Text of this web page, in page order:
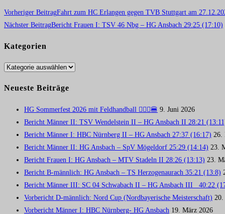
Weitere
Artikel
ansehen
Vorheriger BeitragFahrt zum HC Erlangen gegen TVB Stuttgart am
Nächster BeitragBericht Frauen I: TSV 46 Nbg – HG Ansbach 29:25 (17:10)
Kategorien
Kategorien
Neueste Beiträge
HG Sommerfest 2026 mit Feldhandball 🤾🏼‍♂️🍔 9. Juni 2026
Bericht Männer II: TSV Wendelstein II – HG Ansbach II 28:21
Bericht Männer I: HBC Nürnberg II – HG Ansbach 27:37 (16:17) 26.
Bericht Männer II: HG Ansbach – SpV Mögeldorf 25:29 (14:14) 23.
Bericht Frauen I: HG Ansbach – MTV Stadeln II 28:26 (13:13) 23.
Bericht B-männlich: HG Ansbach – TS Herzogenaurach 35:21 (13:8)
Bericht Männer III: SC 04 Schwabach II – HG Ansbach III 40:22
Vorbericht D-männlich: Nord Cup (Nordbayerische Meisterschaft)
Vorbericht Männer I: HBC Nürnberg- HG Ansbach 19. März 2026